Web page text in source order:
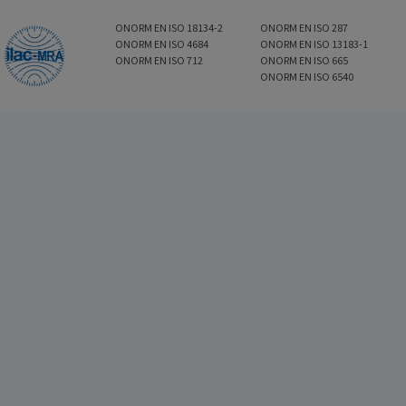
ONORM EN ISO 18134-2
ONORM EN ISO 4684
ONORM EN ISO 712
ONORM EN ISO 287
ONORM EN ISO 13183-1
ONORM EN ISO 665
ONORM EN ISO 6540